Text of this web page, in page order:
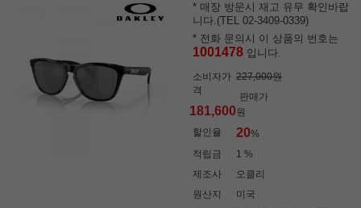
* 매장 방문시 재고 유무 확인바랍
니다.(TEL 02-3409-0339)
* 전화 문의시 이 상품의 번호는
1001478 입니다.
소비자가
격
227,000원
판매가
181,600원
할인율
20%
적립금
1 %
제조사
오클리
원산지
미국